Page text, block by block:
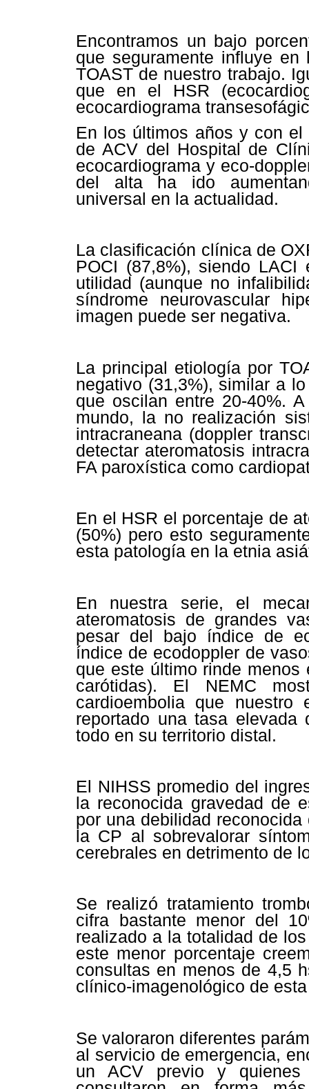
Encontramos un bajo
que seguramente influye
TOAST de nuestro trabajo.
que en el HSR
ecocardiograma
En los últimos años y con
de ACV del Hospital de
ecocardiograma y eco-
del alta ha ido
universal en la actualidad.
La clasificación clínica de
POCI (87,8%), siendo
utilidad (aunque no
síndrome neurovascular
imagen puede ser negativa.
La principal etiología por
negativo (31,3%), similar a
que oscilan entre 20-40%.
mundo, la no realización
intracraneana (doppler
detectar ateromatosis
FA paroxística como
En el HSR el porcentaje de
(50%) pero esto
esta patología en la etnia
En nuestra serie, el
ateromatosis de grandes
pesar del bajo índice de
índice de ecodoppler de
que este último rinde
carótidas). El NEMC
cardioembolia que
reportado una tasa elevada
todo en su territorio distal.
El NIHSS promedio del
la reconocida gravedad de
por una debilidad
la CP al sobrevalorar
cerebrales en detrimento de
Se realizó tratamiento
cifra bastante menor del
realizado a la totalidad de
este menor porcentaje
consultas en menos de 4,5
clínico-imagenológico de
Se valoraron diferentes
al servicio de emergencia,
un ACV previo y quienes